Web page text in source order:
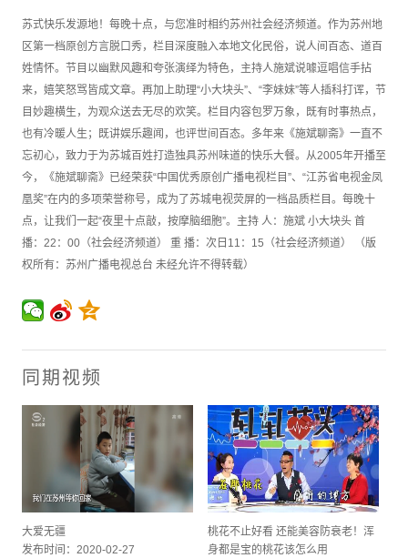
苏式快乐发源地！每晚十点，与您准时相约苏州社会经济频道。作为苏州地
区第一档原创方言脱口秀，栏目深度融入本地文化民俗，说人间百态、道百
姓情怀。节目以幽默风趣和夸张演绎为特色，主持人施斌说噱逗唱信手拈
来，嬉笑怒骂皆成文章。再加上助理“小大块头”、“李妹妹”等人插科打诨，节
目妙趣横生，为观众送去无尽的欢笑。栏目内容包罗万象，既有时事热点，
也有冷暖人生；既讲娱乐趣闻，也评世间百态。多年来《施斌聊斋》一直不
忘初心，致力于为苏城百姓打造独具苏州味道的快乐大餐。从2005年开播至
今，《施斌聊斋》已经荣获“中国优秀原创广播电视栏目”、“江苏省电视金凤
凰奖”在内的多项荣誉称号，成为了苏城电视荧屏的一档品质栏目。每晚十
点，让我们一起“夜里十点敲，按摩脑细胞”。主持 人：施斌 小大块头 首
播：22：00（社会经济频道） 重 播：次日11：15（社会经济频道） （版
权所有：苏州广播电视总台 未经允许不得转载）
同期视频
大爱无疆
发布时间：2020-02-27
桃花不止好看 还能美容防衰老！浑
身都是宝的桃花该怎么用